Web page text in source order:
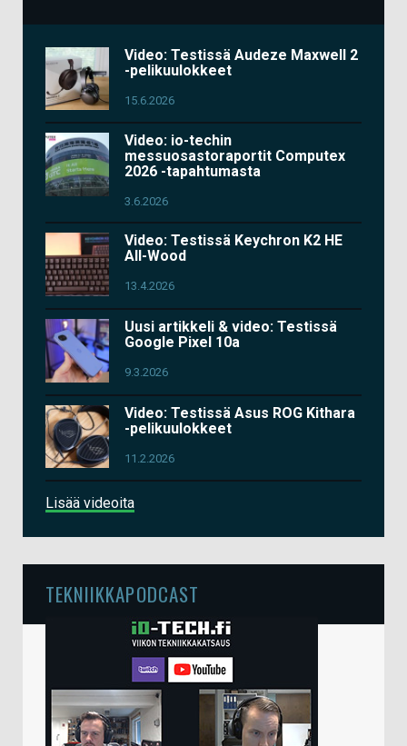
Video: Testissä Audeze Maxwell 2
-pelikuulokkeet
15.6.2026
Video: io-techin
messuosastoraportit Computex
2026 -tapahtumasta
3.6.2026
Video: Testissä Keychron K2 HE
All-Wood
13.4.2026
Uusi artikkeli & video: Testissä
Google Pixel 10a
9.3.2026
Video: Testissä Asus ROG Kithara
-pelikuulokkeet
11.2.2026
Lisää videoita
TEKNIIKKAPODCAST